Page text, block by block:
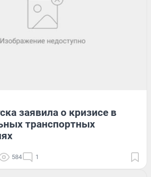
заявила о кризисе в
транспортных
584 1